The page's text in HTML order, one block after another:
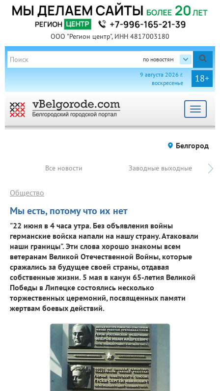
ООО "Регион центр", ИНН 4817003180
по новостям
18+
9 августа 2026 г.
воскресенье
Toggle
Белгород
Все новости Заводные выходные
Мы есть, потому что их нет
Общество
"22 июня в 4 часа утра. Без объявления войны
германские войска напали на нашу страну. Атаковали
наши границы". Эти слова хорошо знакомы всем
ветеранам Великой Отечественной Войны, которые
сражались за будущее своей страны, отдавая
собственные жизни. 5 мая в канун 65-летия Великой
Победы в Липецке состоялись несколько
торжественных церемоний, посвященных памяти
жертвам боевых действий.